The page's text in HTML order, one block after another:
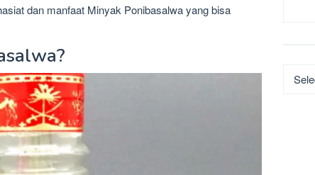
dan manfaat Minyak Ponibasalwa yang bisa
Kategori